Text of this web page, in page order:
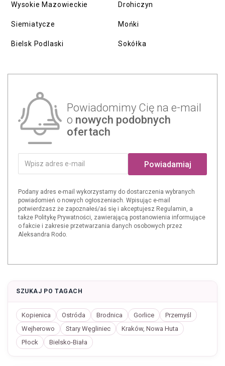
Wysokie Mazowieckie
Siemiatycze
Bielsk Podlaski
Drohiczyn
Mońki
Sokółka
Powiadomimy Cię na e-mail
o nowych podobnych
ofertach
Powiadamiaj
Podany adres e-mail wykorzystamy do dostarczenia wybranych
powiadomień o nowych ogłoszeniach. Wpisując e-mail
potwierdzasz że zapoznałeś/aś się i akceptujesz Regulamin, a
także Politykę Prywatności, zawierającą postanowienia informujące
o fakcie i zakresie przetwarzania danych osobowych przez
Aleksandra Rodo.
SZUKAJ PO TAGACH
Kopienica Ostróda Brodnica Gorlice
Przemyśl
Wejherowo
Stary Węgliniec
Kraków, Nowa Huta
Płock
Bielsko-Biała